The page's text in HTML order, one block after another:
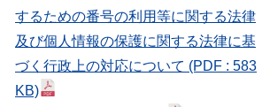
するための番号の利用等に関する法律
及び個人情報の保護に関する法律に基
づく行政上の対応について (PDF : 583
KB)